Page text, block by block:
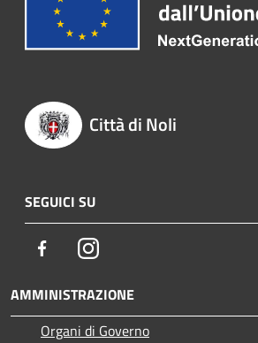
Città di Noli
SEGUICI SU
FacebookInstagram
AMMINISTRAZIONE
Organi di Governo